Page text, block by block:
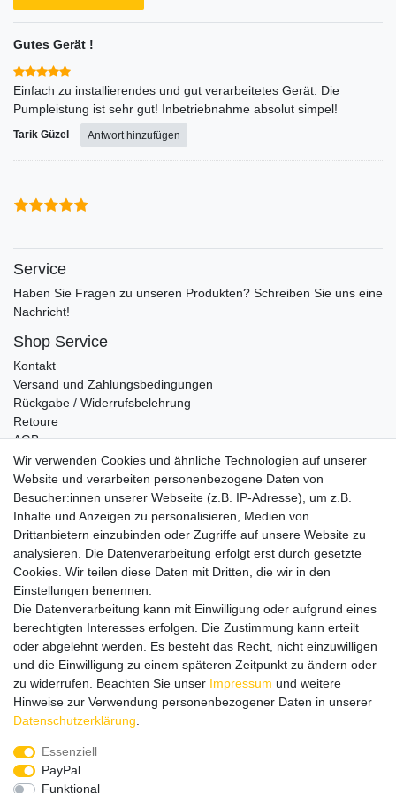
Gutes Gerät !
Einfach zu installierendes und gut verarbeitetes Gerät. Die
Pumpleistung ist sehr gut! Inbetriebnahme absolut simpel!
Tarik Güzel Antwort hinzufügen
Service
Haben Sie Fragen zu unseren Produkten? Schreiben Sie uns eine
Nachricht!
Shop Service
Kontakt
Versand und Zahlungsbedingungen
Rückgabe / Widerrufsbelehrung
Retoure
AGB
Vertrag widerrufen
Informationen
Datenschutz
Impressum
Wir verschicken klimaneutral mit DPD
Zahlungsmethoden
Zusätzlich stehen SEPA
Wir verwenden Cookies und ähnliche Technologien auf unserer
Website und verarbeiten personenbezogene Daten von
Besucher:innen unserer Webseite (z.B. IP-Adresse), um z.B.
Inhalte und Anzeigen zu personalisieren, Medien von
Drittanbietern einzubinden oder Zugriffe auf unsere Website zu
analysieren. Die Datenverarbeitung erfolgt erst durch gesetzte
Cookies. Wir teilen diese Daten mit Dritten, die wir in den
Einstellungen benennen.
Die Datenverarbeitung kann mit Einwilligung oder aufgrund eines
berechtigten Interesses erfolgen. Die Zustimmung kann erteilt
oder abgelehnt werden. Es besteht das Recht, nicht einzuwilligen
und die Einwilligung zu einem späteren Zeitpunkt zu ändern oder
zu widerrufen. Beachten Sie unser Impressum und weitere
Hinweise zur Verwendung personenbezogener Daten in unserer
Daten­schutz­erklärung
Essenziell
PayPal
Funktional